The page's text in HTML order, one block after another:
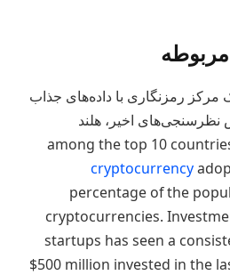
مربوطه
مرکز رمزنگاری با داده‌های جذاب
اخیر، هلند
cryptocurrency
percentage of the
cryptocurrencies.
startups has seen a
$500 million invested in the